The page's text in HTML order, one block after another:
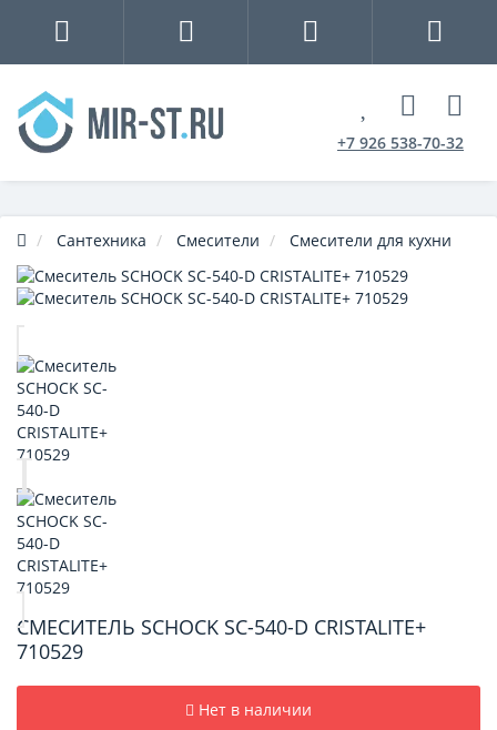
+7 926 538-70-32
Сантехника Смесители Смесители для кухни
СМЕСИТЕЛЬ SCHOCK SC-540-D CRISTALITE+
710529
Нет в наличии